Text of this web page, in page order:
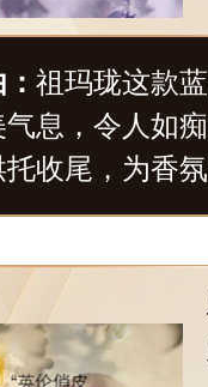
祖玛珑这款
息，令人如
收尾，为香